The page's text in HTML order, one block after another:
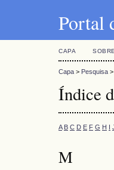
Portal
CAPA SOBRE
Capa > Pesquisa >
Índice
A B C D E F G H I
M